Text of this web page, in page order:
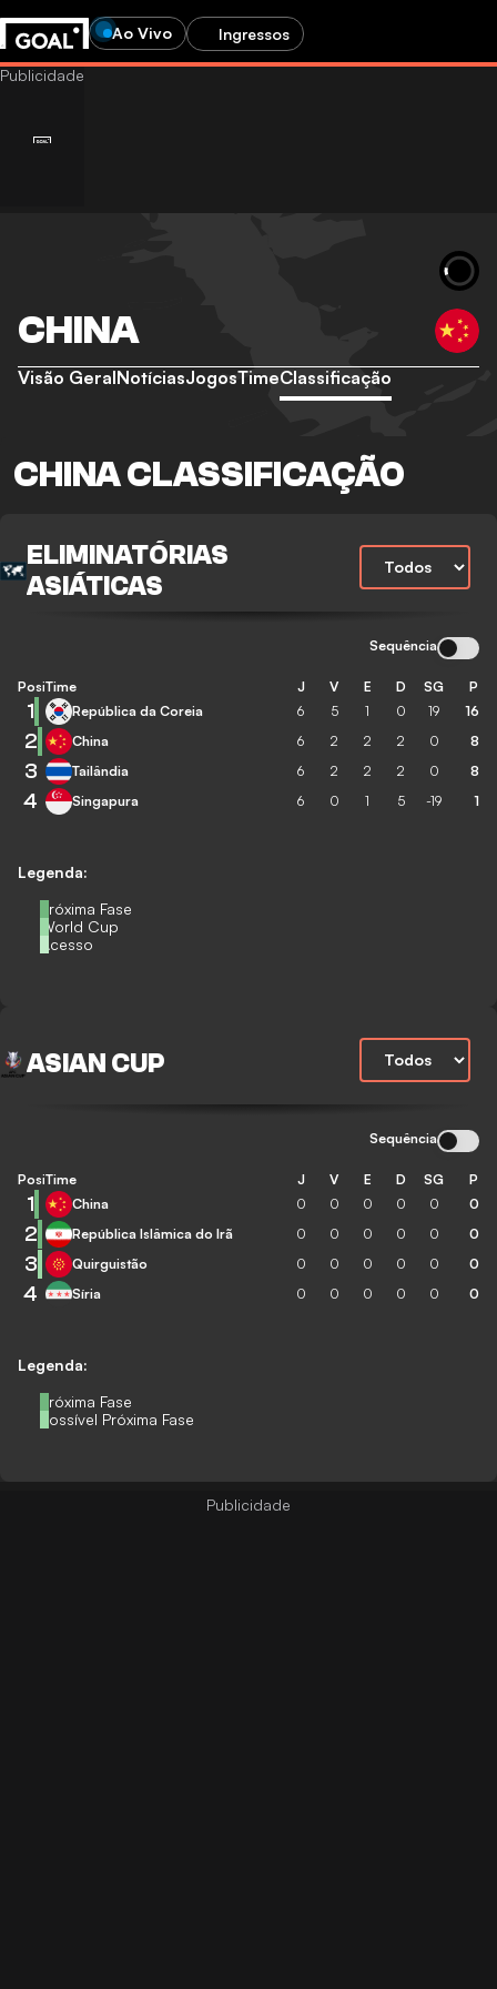
Ao Vivo Ingressos
CHINA
Visão GeralNotíciasJogosTimeClassificação
CHINA CLASSIFICAÇÃO
ELIMINATÓRIAS
ASIÁTICAS
Sequência
Legenda:
Próxima Fase
World Cup
Acesso
Posição
Time J V E D SG P
1 República da Coreia 6 5 1 0 19 16
2 China 6 2 2 2 0 8
3 Tailândia 6 2 2 2 0 8
4 Singapura 6 0 1 5 -19 1
ASIAN CUP
Sequência
Legenda:
Próxima Fase
Possível Próxima Fase
Posição
Time J V E D SG P
1 China 0 0 0 0 0 0
2 República Islâmica do Irã 0 0 0 0 0 0
3 Quirguistão 0 0 0 0 0 0
4 Síria 0 0 0 0 0 0